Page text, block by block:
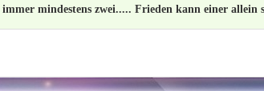
mindestens zwei..... Frieden kann einer allein